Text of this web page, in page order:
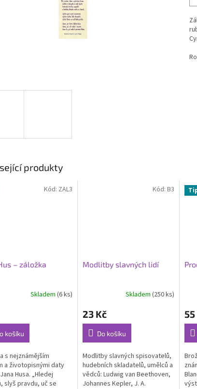
produkty
– záložka
Skladem (6 ks)
košíku
s nejznámějším
a životopisnými daty
Husa. „Hledej
slyš pravdu, uč se
Kód: ZAL3
Modlitby slavných lidí
Skladem (250 ks)
23 Kč
Do košíku
Modlitby slavných spisovatelů,
hudebních skladatelů, umělců a
vědců: Ludwig van Beethoven,
Johannes Kepler, J. A.
Kód: B3
55